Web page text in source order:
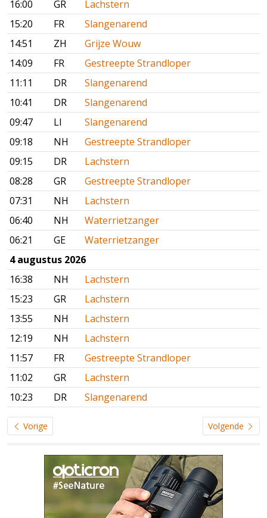
16:00
GR
Lachstern
15:20
FR
Slangenarend
14:51
ZH
Grijze Wouw
14:09
FR
Gestreepte Strandloper
11:11
DR
Slangenarend
10:41
DR
Slangenarend
09:47
LI
Slangenarend
09:18
NH
Gestreepte Strandloper
09:15
DR
Lachstern
08:28
GR
Gestreepte Strandloper
07:31
NH
Lachstern
06:40
NH
Waterrietzanger
06:21
GE
Waterrietzanger
4 augustus 2026
16:38
NH
Lachstern
15:23
GR
Lachstern
13:55
NH
Lachstern
12:19
NH
Lachstern
11:57
FR
Gestreepte Strandloper
11:02
GR
Lachstern
10:23
DR Slangenarend
Vorige Volgende